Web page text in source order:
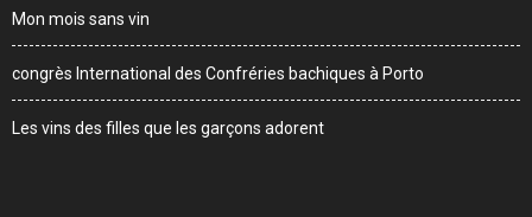
Mon mois sans vin
congrès International des Confréries bachiques à Porto
Les vins des filles que les garçons adorent